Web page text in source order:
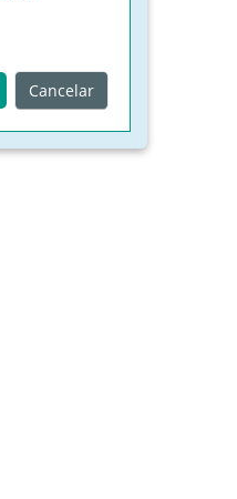
Cancelar